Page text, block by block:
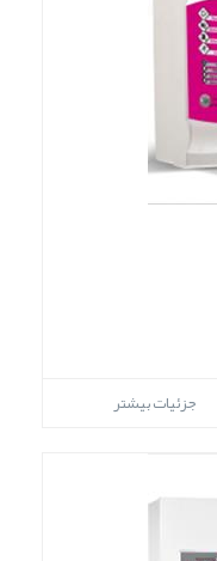
جزئیات بیشتر